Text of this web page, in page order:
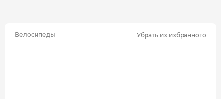
Велосипеды Убрать из избранного